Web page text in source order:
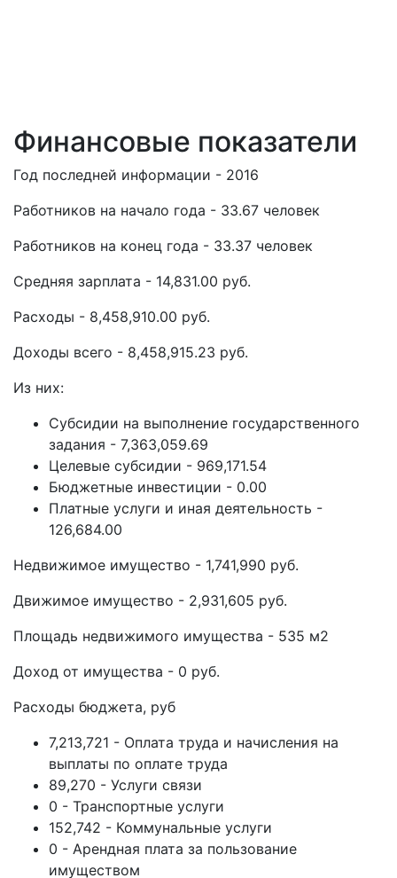
Финансовые показатели
Год последней информации - 2016
Работников на начало года - 33.67 человек
Работников на конец года - 33.37 человек
Средняя зарплата - 14,831.00 руб.
Расходы - 8,458,910.00 руб.
Доходы всего - 8,458,915.23 руб.
Из них:
Субсидии на выполнение государственного
задания - 7,363,059.69
Целевые субсидии - 969,171.54
Бюджетные инвестиции - 0.00
Платные услуги и иная деятельность -
126,684.00
Недвижимое имущество - 1,741,990 руб.
Движимое имущество - 2,931,605 руб.
Площадь недвижимого имущества - 535 м2
Доход от имущества - 0 руб.
Расходы бюджета, руб
7,213,721 - Оплата труда и начисления на
выплаты по оплате труда
89,270 - Услуги связи
0 - Транспортные услуги
152,742 - Коммунальные услуги
0 - Арендная плата за пользование
имуществом